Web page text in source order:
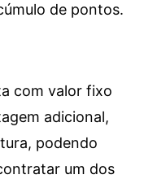
de pontos.
com valor fixo
adicional,
podendo
um dos